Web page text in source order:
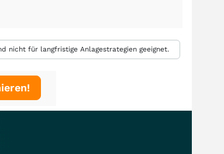
nicht für langfristige Anlagestrategien geeignet.